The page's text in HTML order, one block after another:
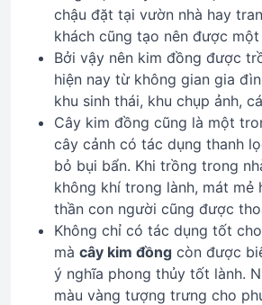
chậu đặt tại vườn nhà hay
khách cũng tạo nên được
Bởi vậy nên kim đồng được
hiện nay từ không gian gia
khu sinh thái, khu chụp ảnh,
Cây kim đồng cũng là một
cây cảnh có tác dụng thanh
bỏ bụi bẩn. Khi trồng trong
không khí trong lành, mát mẻ
thần con người cũng được
Không chỉ có tác dụng tốt
mà cây kim đồng còn được
ý nghĩa phong thủy tốt lành.
màu vàng tượng trưng cho